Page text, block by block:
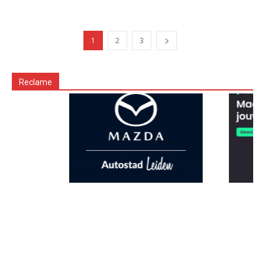
1 2 3
Reclame